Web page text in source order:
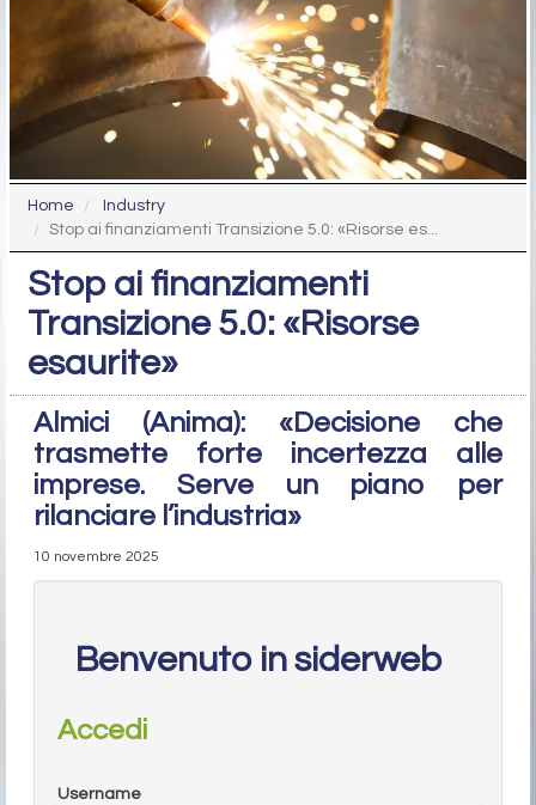
Home
Industry
Stop ai finanziamenti Transizione 5.0: «Risorse es...
Stop ai finanziamenti
Transizione 5.0: «Risorse
esaurite»
Almici (Anima): «Decisione che
trasmette forte incertezza alle
imprese. Serve un piano per
rilanciare l’industria»
10 novembre 2025
Benvenuto in siderweb
Accedi
Username